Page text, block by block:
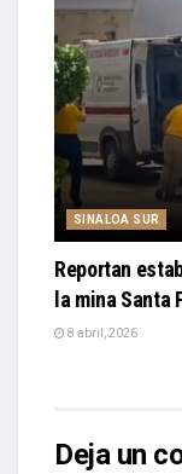
SINALOA SUR
Reportan
la mina Santa
8 abril, 2026
Deja un